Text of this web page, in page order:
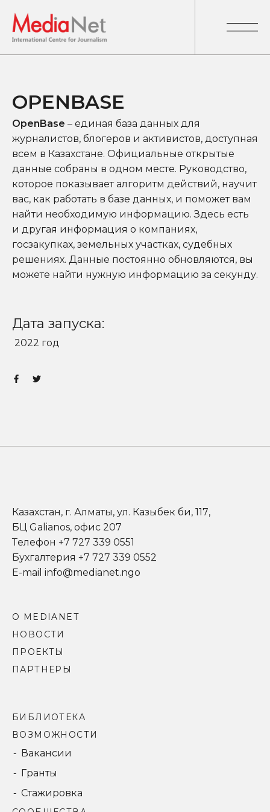
OPENBASE
OpenBase – единая база данных для
журналистов, блогеров и активистов, доступная
всем в Казахстане. Официальные открытые
данные собраны в одном месте. Руководство,
которое показывает алгоритм действий, научит
вас, как работать в базе данных, и поможет вам
найти необходимую информацию. Здесь есть
и другая информация о компаниях,
госзакупках, земельных участках, судебных
решениях. Данные постоянно обновляются, вы
можете найти нужную информацию за секунду.
Дата запуска:
2022 год
Казахстан, г. Алматы, ул. Казыбек би, 117,
БЦ Galianos, офис 207
Телефон +7 727 339 0551
Бухгалтерия +7 727 339 0552
E-mail info@medianet.ngo
О MEDIANET
НОВОСТИ
ПРОЕКТЫ
ПАРТНЕРЫ
БИБЛИОТЕКА
ВОЗМОЖНОСТИ
Вакансии
Гранты
Стажировка